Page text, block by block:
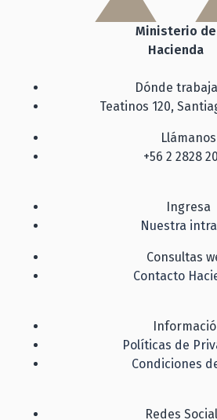
Ministerio de
Hacienda
Dónde
Teatinos 120,
Llámanos
+56 2 2828
Ingresa
Nuestra
Consultas
Contacto
Políticas de
Condiciones
Redes